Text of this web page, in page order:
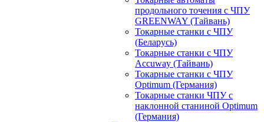
продольного точения с ЧПУ
GREENWAY (Тайвань)
Токарные станки с ЧПУ
(Беларусь)
Токарные станки с ЧПУ
Accuway (Тайвань)
Токарные станки с ЧПУ
Optimum (Германия)
Токарные станки ЧПУ с
наклонной станиной Optimum
(Германия)